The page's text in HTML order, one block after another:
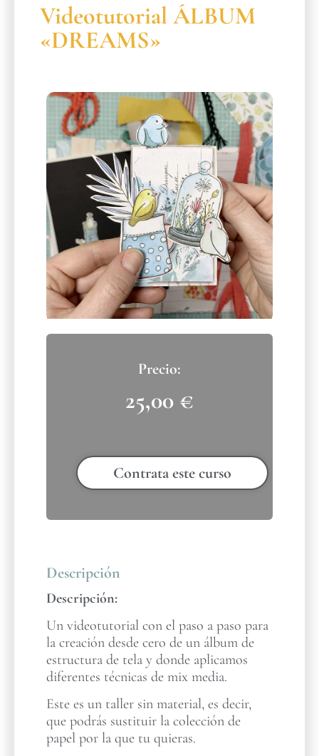
Videotutorial ÁLBUM
«DREAMS»
25,00 €
Contrata este curso
Descripción
Descripción:
Un videotutorial con el paso a paso para
la creación desde cero de un álbum de
estructura de tela y donde aplicamos
diferentes técnicas de mix media.
Este es un taller sin material, es decir,
que podrás sustituir la colección de
papel por la que tu quieras.